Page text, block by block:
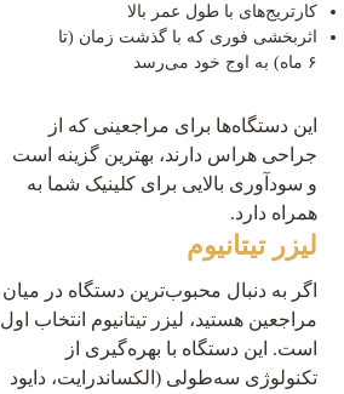
کارتریج‌های با طول عمر بالا
اثربخشی فوری که با گذشت زمان (تا
۶ ماه) به اوج خود می‌رسد
این دستگاه‌ها برای مراجعینی که از
جراحی هراس دارند، بهترین گزینه است
و سودآوری بالایی برای کلینیک شما به
همراه دارد.
لیزر تیتانیوم
اگر به دنبال محبوب‌ترین دستگاه در میان
مراجعین هستید، لیزر تیتانیوم انتخاب اول
است. این دستگاه با بهره‌گیری از
تکنولوژی سه‌طولی (الکساندرایت، دایود